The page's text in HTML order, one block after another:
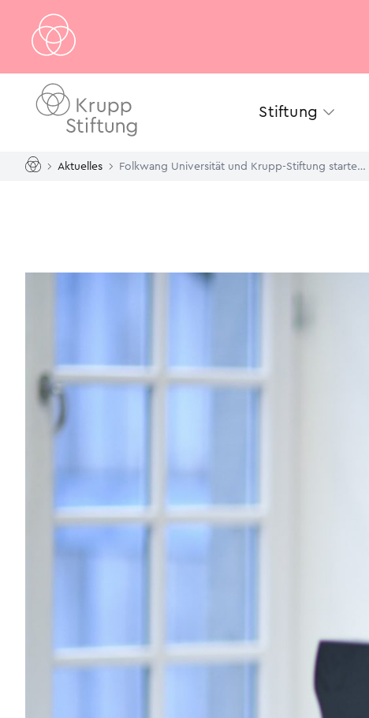
Stiftung
Aktuelles Folkwang Universität und Krupp-Stiftung starten deutschlandweit einzigartiges Modellprojekt: Alfried Krupp Schülerlabor der Künste